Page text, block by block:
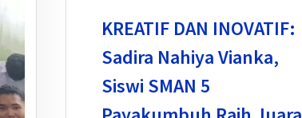
KREATIF DAN INOVATIF:
Sadira Nahiya Vianka,
Siswi SMAN 5